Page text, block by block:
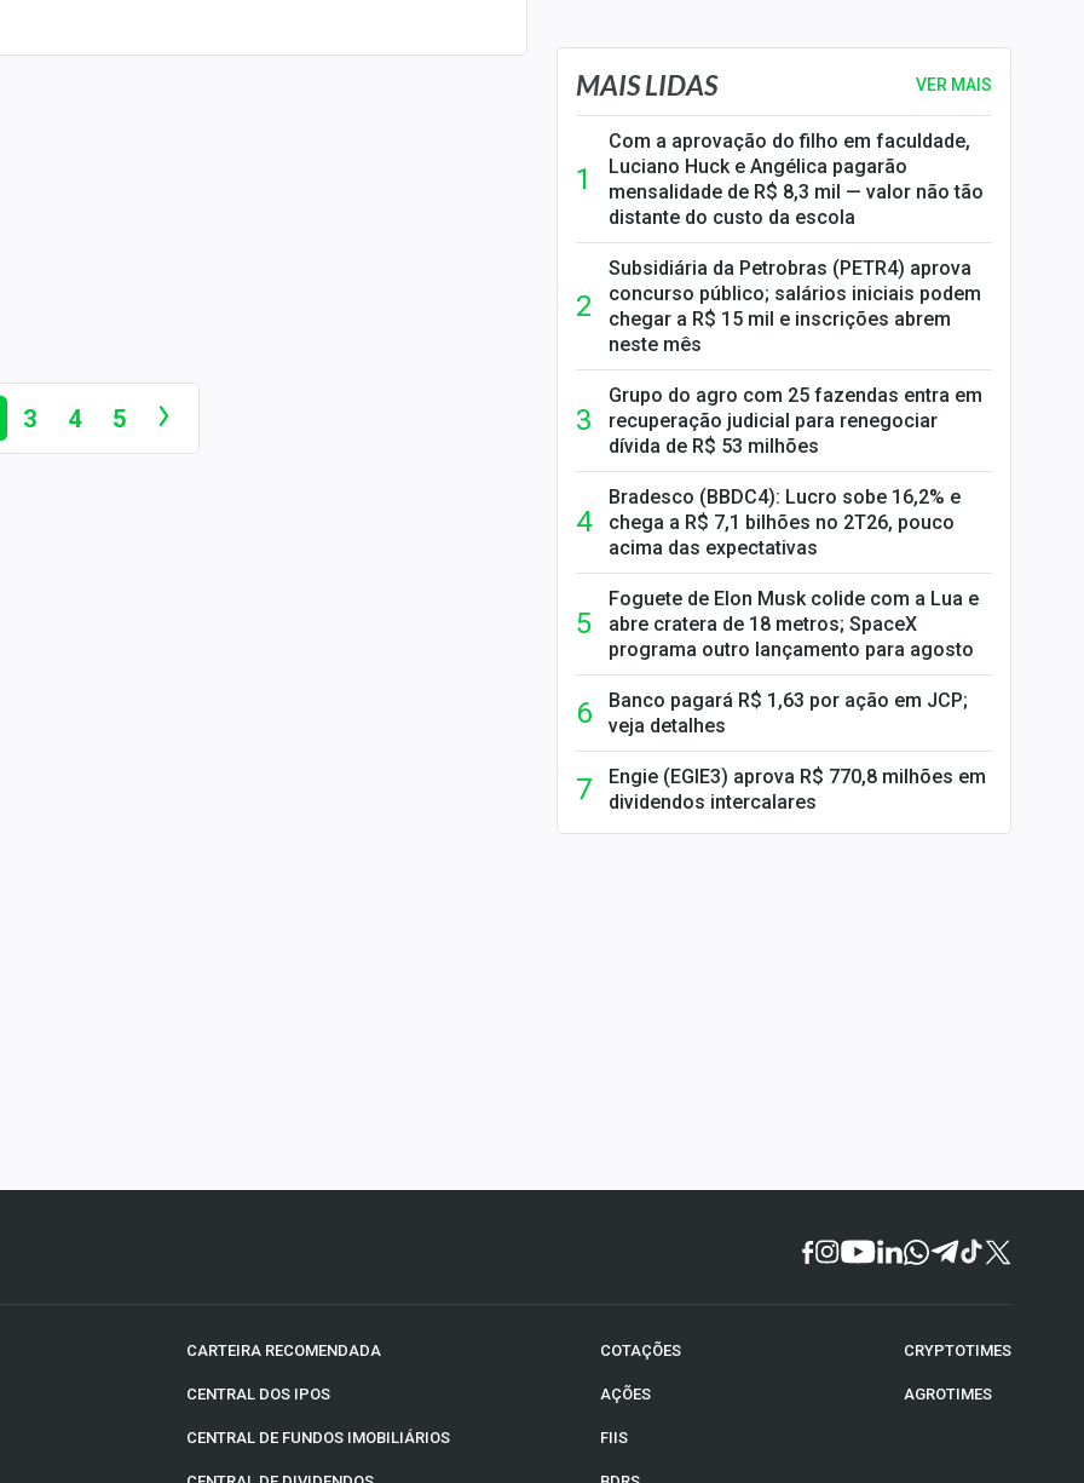
3 4 5
MAIS LIDAS VER MAIS
Com a aprovação do filho em faculdade,
Luciano Huck e Angélica pagarão
mensalidade de R$ 8,3 mil — valor não tão
distante do custo da escola
Subsidiária da Petrobras (PETR4) aprova
concurso público; salários iniciais podem
chegar a R$ 15 mil e inscrições abrem
neste mês
Grupo do agro com 25 fazendas entra em
recuperação judicial para renegociar
dívida de R$ 53 milhões
Bradesco (BBDC4): Lucro sobe 16,2% e
chega a R$ 7,1 bilhões no 2T26, pouco
acima das expectativas
Foguete de Elon Musk colide com a Lua e
abre cratera de 18 metros; SpaceX
programa outro lançamento para agosto
Banco pagará R$ 1,63 por ação em JCP;
veja detalhes
Engie (EGIE3) aprova R$ 770,8 milhões em
dividendos intercalares
CARTEIRA RECOMENDADA
CENTRAL DOS IPOS
CENTRAL DE FUNDOS IMOBILIÁRIOS
COTAÇÕES
AÇÕES
FIIS
CRYPTOTIMES
AGROTIMES